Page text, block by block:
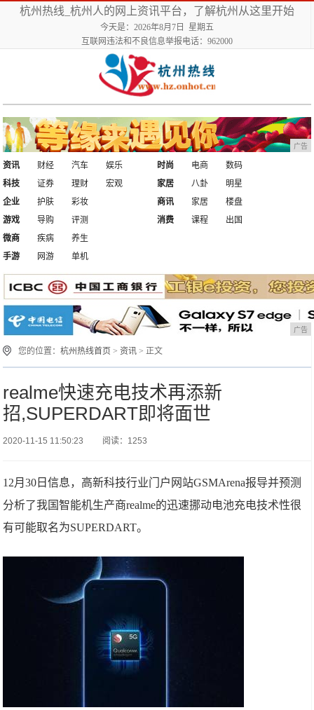
杭州热线_杭州人的网上资讯平台，了解杭州从这里开始
今天是：2026年8月7日 星期五
互联网违法和不良信息举报电话：962000
广告
资讯 财经 汽车
娱乐
科技
证券 理财 宏观
时尚 电商
数码
家居
八卦
明星
企业
护肤
彩妆
游戏
导购 评测
商讯 家居
楼盘
消费
课程
出国
微商
疾病
养生
手游
网游 单机
广告
您的位置：杭州热线首页 >资讯 > 正文
realme快速充电技术再添新
招,SUPERDART即将面世
2020-11-15 11:50:23 阅读：1253
12月30日信息，高新科技行业门户网站GSMArena报导并预测
分析了我国智能机生产商realme的迅速挪动电池充电技术性很
有可能取名为SUPERDART。